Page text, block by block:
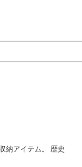
納アイテム。 歴史